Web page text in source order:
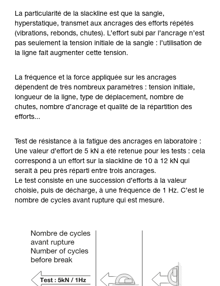
La particularité de la slackline est que la sangle,
hyperstatique, transmet aux ancrages des efforts répétés
(vibrations, rebonds, chutes). L’effort subi par l’ancrage n’est
pas seulement la tension initiale de la sangle : l’utilisation de
la ligne fait augmenter cette tension.
La fréquence et la force appliquée sur les ancrages
dépendent de très nombreux paramètres : tension initiale,
longueur de la ligne, type de déplacement, nombre de
chutes, nombre d’ancrage et qualité de la répartition des
efforts...
Test de résistance à la fatigue des ancrages en laboratoire :
Une valeur d’effort de 5 kN a été retenue pour les tests : cela
correspond à un effort sur la slackline de 10 à 12 kN qui
serait à peu près réparti entre trois ancrages.
Le test consiste en une succession d’efforts à la valeur
choisie, puis de décharge, à une fréquence de 1 Hz. C’est le
nombre de cycles avant rupture qui est mesuré.